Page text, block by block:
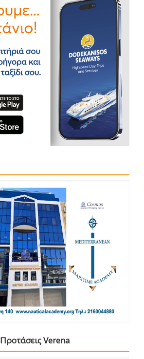
Προτάσεις Verena